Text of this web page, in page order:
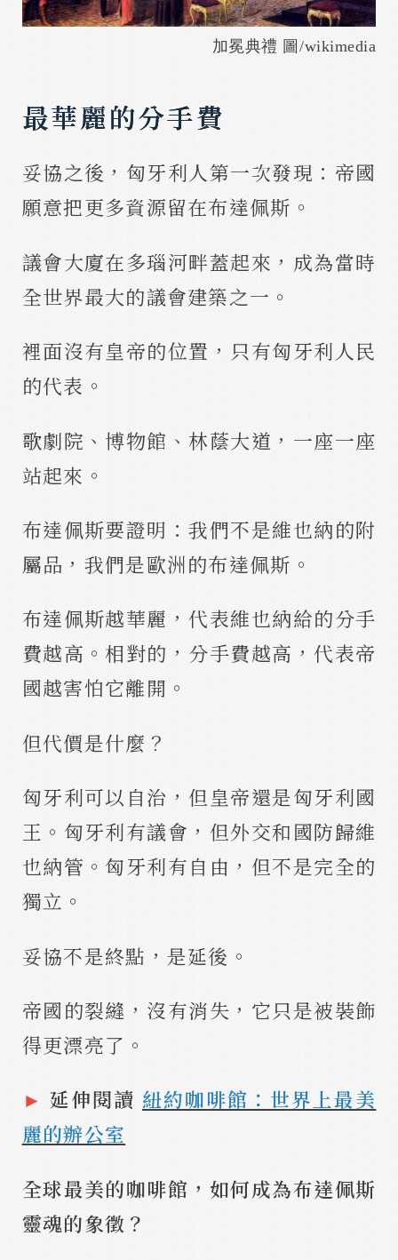
加冕典禮 圖/wikimedia
最華麗的分手費
妥協之後，匈牙利人第一次發現：帝國
願意把更多資源留在布達佩斯。
議會大廈在多瑙河畔蓋起來，成為當時
全世界最大的議會建築之一。
裡面沒有皇帝的位置，只有匈牙利人民
的代表。
歌劇院、博物館、林蔭大道，一座一座
站起來。
布達佩斯要證明：我們不是維也納的附
屬品，我們是歐洲的布達佩斯。
布達佩斯越華麗，代表維也納給的分手
費越高。相對的，分手費越高，代表帝
國越害怕它離開。
但代價是什麼？
匈牙利可以自治，但皇帝還是匈牙利國
王。匈牙利有議會，但外交和國防歸維
也納管。匈牙利有自由，但不是完全的
獨立。
妥協不是終點，是延後。
帝國的裂縫，沒有消失，它只是被裝飾
得更漂亮了。
► 延伸閱讀 紐約咖啡館：世界上最美
麗的辦公室
全球最美的咖啡館，如何成為布達佩斯
靈魂的象徵？